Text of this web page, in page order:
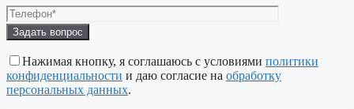
Оставьте
это
поле
пустым.
Нажимая кнопку, я соглашаюсь с условиями политики
конфиденциальности и даю согласие на обработку
персональных данных.